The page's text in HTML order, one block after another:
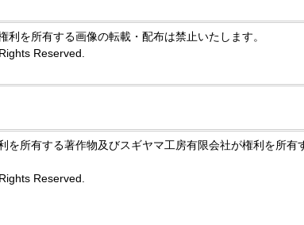
を所有する画像の転載・配布は禁止いたします。
Reserved.
所有する著作物及びスギヤマ工房有限会社が権利を所有
Reserved.